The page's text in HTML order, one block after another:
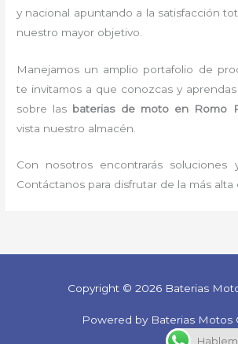
y nacional apuntando a la satisfacción
nuestro mayor objetivo.
Manejamos un amplio portafolio de
te invitamos a que conozcas y
sobre las baterias de moto en Romo
vista nuestro almacén.
Con nosotros encontrarás soluciones
Contáctanos para disfrutar de la más alta
Copyright © 2026 Baterias
Powered by Baterias Motos